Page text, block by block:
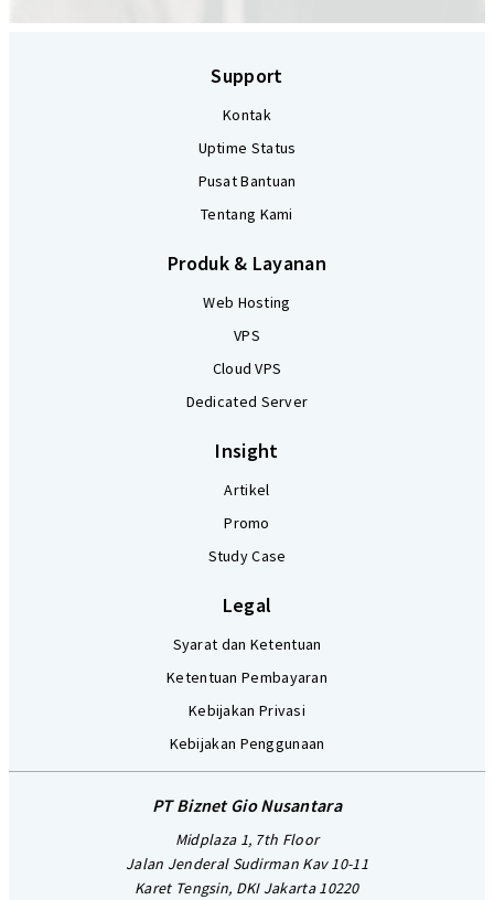
PT Biznet Gio Nusantara
Midplaza 1, 7th Floor
Jalan Jenderal Sudirman Kav 10-11
Karet Tengsin, DKI Jakarta 10220
Support
Kontak
Uptime Status
Pusat Bantuan
Tentang Kami
Produk & Layanan
Web Hosting
VPS
Cloud VPS
Dedicated Server
Insight
Artikel
Promo
Study Case
Legal
Syarat dan Ketentuan
Ketentuan Pembayaran
Kebijakan Privasi
Kebijakan Penggunaan